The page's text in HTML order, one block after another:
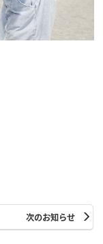
次のお知らせ